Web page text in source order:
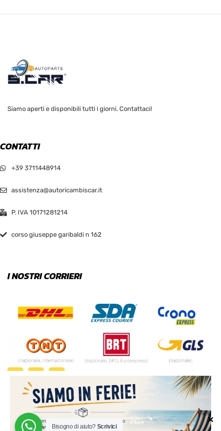
✕
Siamo aperti e disponibili tutti i giorni. Contattaci!
CONTATTI
+39 3711448914
assistenza@autoricambiscar.it
P. IVA 10171281214
corso giuseppe garibaldi n 162
I NOSTRI CORRIERI
Bisogno di aiuto? Scrivici